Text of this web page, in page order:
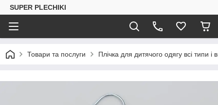
SUPER PLECHIKI
Товари та послуги Плічка для дитячого одягу всі типи і